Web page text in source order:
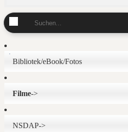
Bibliotek/eBook/Fotos
Filme->
NSDAP->